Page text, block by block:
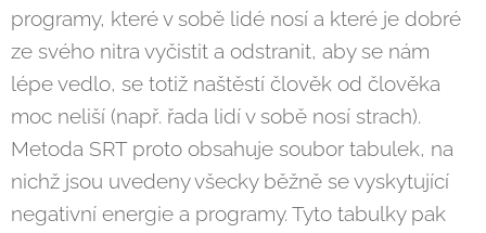
programy, které v sobě lidé nosí a které je dobré
ze svého nitra vyčistit a odstranit, aby se nám
lépe vedlo, se totiž naštěstí člověk od člověka
moc neliší (např. řada lidí v sobě nosí strach).
Metoda SRT proto obsahuje soubor tabulek, na
nichž jsou uvedeny všecky běžně se vyskytující
negativní energie a programy. Tyto tabulky pak